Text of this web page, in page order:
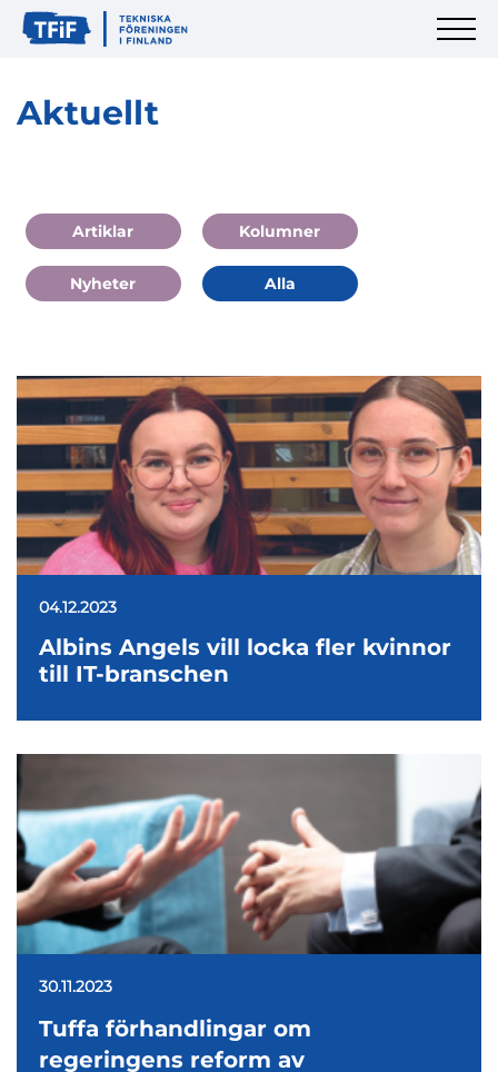
Aktuellt
Artiklar Kolumner
Nyheter Alla
04.12.2023
Albins Angels vill locka fler kvinnor
till IT-branschen
30.11.2023
Tuffa förhandlingar om
regeringens reform av